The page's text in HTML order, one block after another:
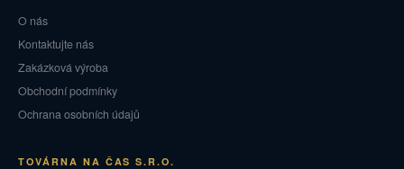
O nás
Kontaktujte nás
Zakázková výroba
Obchodní podmínky
Ochrana osobních údajů
TOVÁRNA NA ČAS S.R.O.